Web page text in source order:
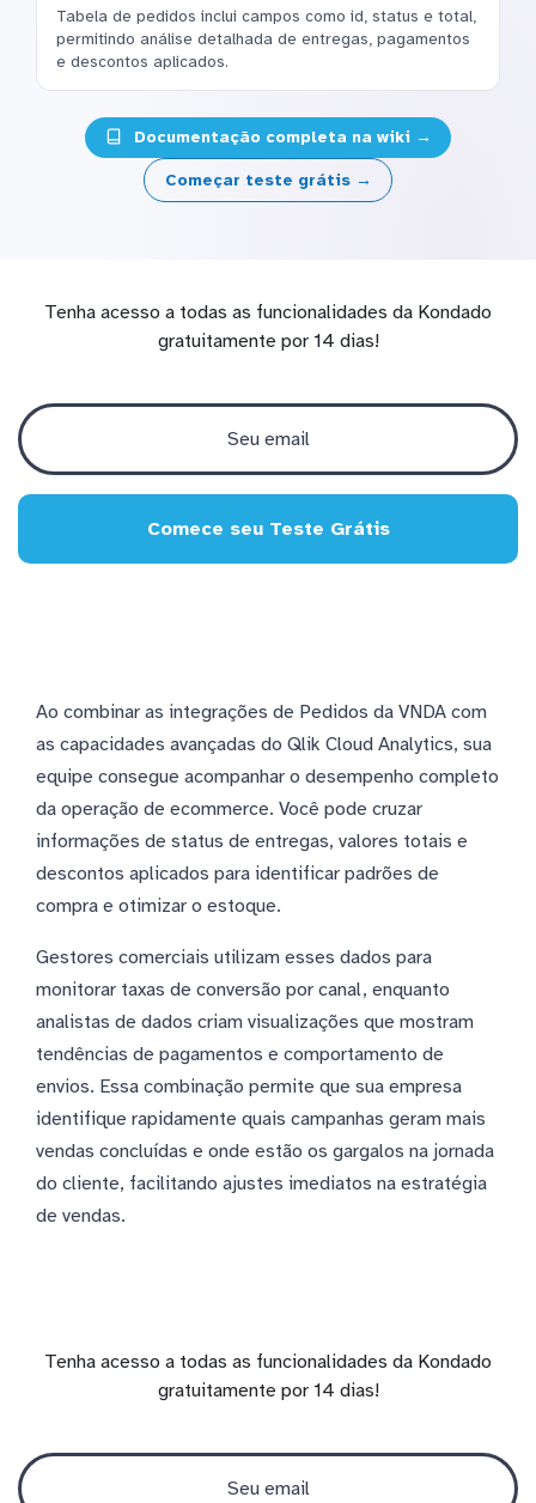
Tabela de pedidos inclui campos como id, status e total,
permitindo análise detalhada de entregas, pagamentos
e descontos aplicados.
Documentação completa na wiki →
Começar teste grátis →
Tenha acesso a todas as funcionalidades da Kondado
gratuitamente por 14 dias!
Comece seu Teste Grátis
Ao combinar as integrações de Pedidos da VNDA com
as capacidades avançadas do Qlik Cloud Analytics, sua
equipe consegue acompanhar o desempenho completo
da operação de ecommerce. Você pode cruzar
informações de status de entregas, valores totais e
descontos aplicados para identificar padrões de
compra e otimizar o estoque.
Gestores comerciais utilizam esses dados para
monitorar taxas de conversão por canal, enquanto
analistas de dados criam visualizações que mostram
tendências de pagamentos e comportamento de
envios. Essa combinação permite que sua empresa
identifique rapidamente quais campanhas geram mais
vendas concluídas e onde estão os gargalos na jornada
do cliente, facilitando ajustes imediatos na estratégia
de vendas.
Tenha acesso a todas as funcionalidades da Kondado
gratuitamente por 14 dias!